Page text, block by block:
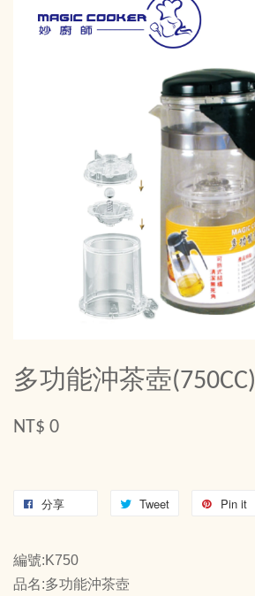
多功能沖茶壺(750CC)
NT$ 0
分享 Tweet Pin it
編號:K750
品名:多功能沖茶壺